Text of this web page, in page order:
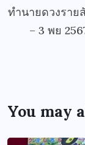
ทำนายดวงราย
– 3 พย
You may